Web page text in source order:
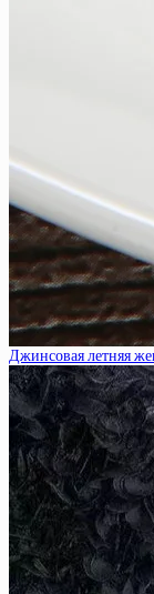
Джинсовая летняя